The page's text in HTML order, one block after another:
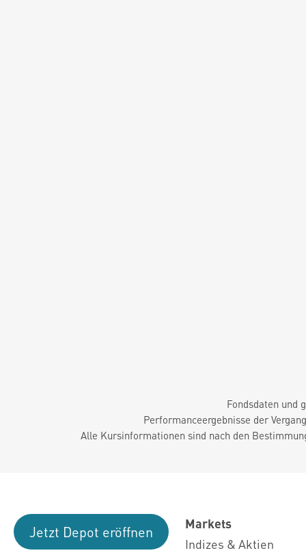
Fondsdaten und
Performanceergebnisse der
Alle Kursinformationen sind nach den
Jetzt Depot eröffnen
Markets
Indizes & Aktien